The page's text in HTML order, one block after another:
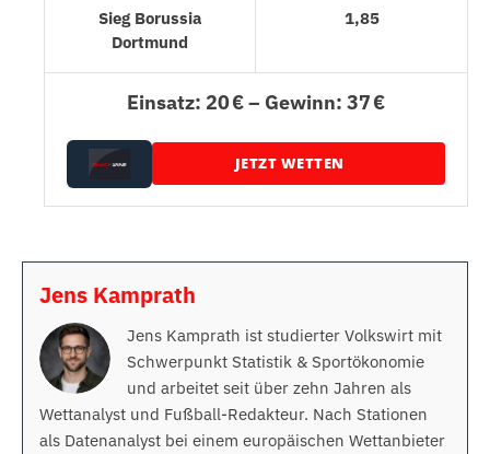
Sieg Borussia
Dortmund
1,85
Einsatz: 20 € – Gewinn: 37 €
JETZT WETTEN
Jens Kamprath
Jens Kamprath ist studierter Volkswirt mit
Schwerpunkt Statistik & Sportökonomie
und arbeitet seit über zehn Jahren als
Wettanalyst und Fußball-Redakteur. Nach Stationen
als Datenanalyst bei einem europäischen Wettanbieter